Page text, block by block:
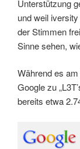
Unterstützung
und weil
der Stimmen
Sinne sehen,
Während es
Google zu
bereits etwa